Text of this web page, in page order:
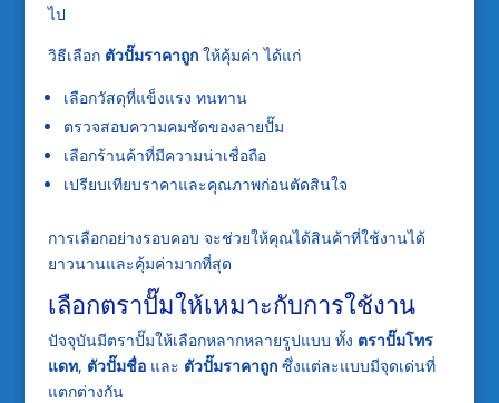
ไป
วิธีเลือก ตัวปั๊มราคาถูกให้คุ้มค่า ได้แก่
เลือกวัสดุที่แข็งแรง ทนทาน
ตรวจสอบความคมชัดของลายปั๊ม
เลือกร้านค้าที่มีความน่าเชื่อถือ
เปรียบเทียบราคาและคุณภาพก่อนตัดสินใจ
การเลือกอย่างรอบคอบ จะช่วยให้คุณได้สินค้าที่ใช้งานได้
ยาวนานและคุ้มค่ามากที่สุด
เลือกตราปั๊มให้เหมาะกับการใช้งาน
ปัจจุบันมีตราปั๊มให้เลือกหลากหลายรูปแบบ ทั้ง ตราปั๊มโทร
แดท, ตัวปั๊มชื่อและ ตัวปั๊มราคาถูกซึ่งแต่ละแบบมีจุดเด่นที่
แตกต่างกัน